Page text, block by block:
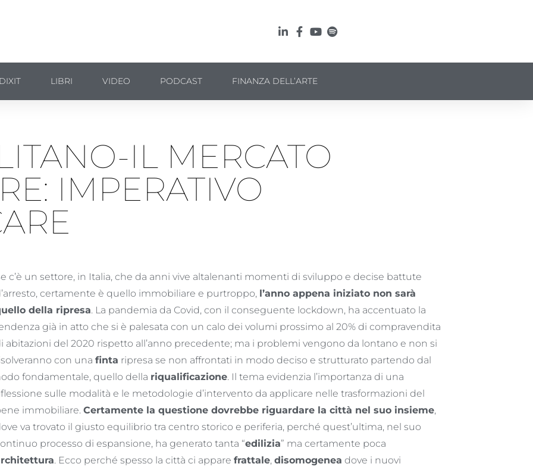
LIBRI VIDEO PODCAST FINANZA DELL’ARTE
IL MERCATO
IMPERATIVO
c’è un settore, in Italia, che da anni vive altalenanti momenti di sviluppo e decise battute
certamente è quello immobiliare e purtroppo, l’anno appena iniziato non sarà
della ripresa. La pandemia da Covid, con il conseguente lockdown, ha accentuato la
già in atto che si è palesata con un calo dei volumi prossimo al 20% di compravendita
abitazioni del 2020 rispetto all’anno precedente; ma i problemi vengono da lontano e non si
con una finta ripresa se non affrontati in modo deciso e strutturato partendo dal
fondamentale, quello della riqualificazione. Il tema evidenzia l’importanza di una
sulle modalità e le metodologie d’intervento da applicare nelle trasformazioni del
immobiliare. Certamente la questione dovrebbe riguardare la città nel suo insieme,
va trovato il giusto equilibrio tra centro storico e periferia, perché quest’ultima, nel suo
processo di espansione, ha generato tanta “edilizia” ma certamente poca
. Ecco perché spesso la città ci appare frattale, disomogenea dove i nuovi